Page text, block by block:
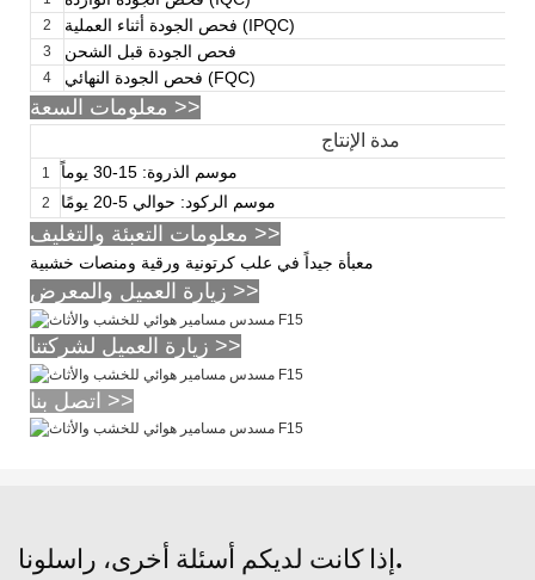
2 فحص الجودة أثناء العملية (IPQC)
3 فحص الجودة قبل الشحن
4 فحص الجودة النهائي (FQC)
معلومات السعة >>
مدة الإنتاج
1 موسم الذروة: 15-30 يوماً
2 موسم الركود: حوالي 5-20 يومًا
معلومات التعبئة والتغليف >>
معبأة جيداً في علب كرتونية ورقية ومنصات خشبية
زيارة العميل والمعرض >>
زيارة العميل لشركتنا >>
اتصل بنا >>
إذا كانت لديكم أسئلة أخرى، راسلونا.